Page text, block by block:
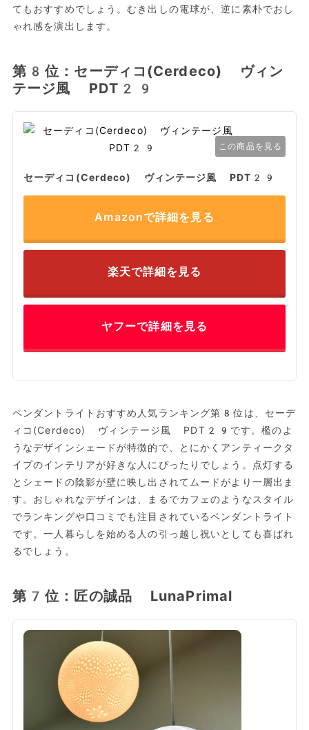
てもおすすめでしょう。むき出しの電球が、逆に素朴でおし
ゃれ感を演出します。
第8位：セーディコ(Cerdeco) ヴィン
テージ風 PDT29
この商品を見る
セーディコ(Cerdeco) ヴィンテージ風 PDT29
Amazonで詳細を見る
楽天で詳細を見る
ヤフーで詳細を見る
ペンダントライトおすすめ人気ランキング第8位は、セーデ
ィコ(Cerdeco) ヴィンテージ風 PDT29です。檻のよ
うなデザインシェードが特徴的で、とにかくアンティークタ
イプのインテリアが好きな人にぴったりでしょう。点灯する
とシェードの陰影が壁に映し出されてムードがより一層出ま
す。おしゃれなデザインは、まるでカフェのようなスタイル
でランキングや口コミでも注目されているペンダントライト
です。一人暮らしを始める人の引っ越し祝いとしても喜ばれ
るでしょう。
第7位：匠の誠品 LunaPrimal